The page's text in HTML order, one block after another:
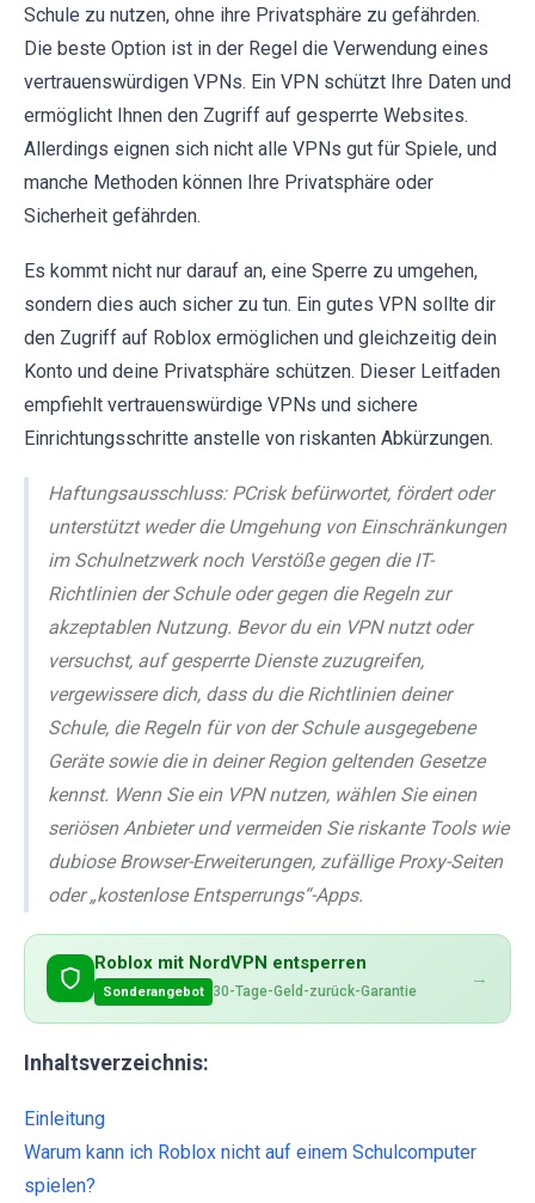
Schule zu nutzen, ohne ihre Privatsphäre zu gefährden.
Die beste Option ist in der Regel die Verwendung eines
vertrauenswürdigen VPNs. Ein VPN schützt Ihre Daten und
ermöglicht Ihnen den Zugriff auf gesperrte Websites.
Allerdings eignen sich nicht alle VPNs gut für Spiele, und
manche Methoden können Ihre Privatsphäre oder
Sicherheit gefährden.
Es kommt nicht nur darauf an, eine Sperre zu umgehen,
sondern dies auch sicher zu tun. Ein gutes VPN sollte dir
den Zugriff auf Roblox ermöglichen und gleichzeitig dein
Konto und deine Privatsphäre schützen. Dieser Leitfaden
empfiehlt vertrauenswürdige VPNs und sichere
Einrichtungsschritte anstelle von riskanten Abkürzungen.
Haftungsausschluss: PCrisk befürwortet, fördert oder
unterstützt weder die Umgehung von Einschränkungen
im Schulnetzwerk noch Verstöße gegen die IT-
Richtlinien der Schule oder gegen die Regeln zur
akzeptablen Nutzung. Bevor du ein VPN nutzt oder
versuchst, auf gesperrte Dienste zuzugreifen,
vergewissere dich, dass du die Richtlinien deiner
Schule, die Regeln für von der Schule ausgegebene
Geräte sowie die in deiner Region geltenden Gesetze
kennst. Wenn Sie ein VPN nutzen, wählen Sie einen
seriösen Anbieter und vermeiden Sie riskante Tools wie
dubiose Browser-Erweiterungen, zufällige Proxy-Seiten
oder „kostenlose Entsperrungs“-Apps.
Roblox mit NordVPN entsperren
Sonderangebot 30-Tage-Geld-zurück-Garantie
→
Inhaltsverzeichnis:
Einleitung
Warum kann ich Roblox nicht auf einem Schulcomputer
spielen?